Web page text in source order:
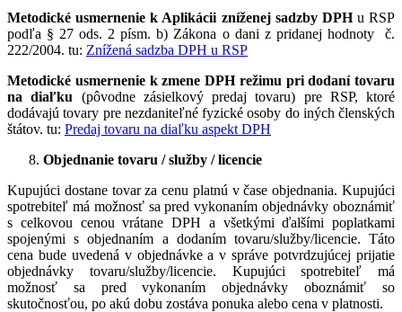
Metodické usmernenie k Aplikácii zníženej sadzby DPH u RSP
podľa § 27 ods. 2 písm. b) Zákona o dani z pridanej hodnoty č.
222/2004. tu: Znížená sadzba DPH u RSP
Metodické usmernenie k zmene DPH režimu pri dodaní tovaru
na diaľku (pôvodne zásielkový predaj tovaru) pre RSP, ktoré
dodávajú tovary pre nezdaniteľné fyzické osoby do iných členských
štátov. tu: Predaj tovaru na diaľku aspekt DPH
Objednanie tovaru / služby / licencie
Kupujúci dostane tovar za cenu platnú v čase objednania. Kupujúci
spotrebiteľ má možnosť sa pred vykonaním objednávky oboznámiť
s celkovou cenou vrátane DPH a všetkými ďalšími poplatkami
spojenými s objednaním a dodaním tovaru/služby/licencie. Táto
cena bude uvedená v objednávke a v správe potvrdzujúcej prijatie
objednávky tovaru/služby/licencie. Kupujúci spotrebiteľ má
možnosť sa pred vykonaním objednávky oboznámiť so
skutočnosťou, po akú dobu zostáva ponuka alebo cena v platnosti.